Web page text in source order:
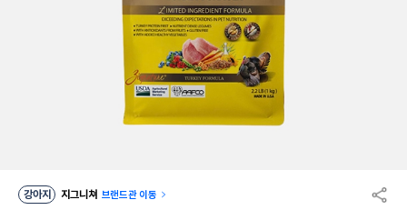
강아지 지그니쳐 브랜드관 이동